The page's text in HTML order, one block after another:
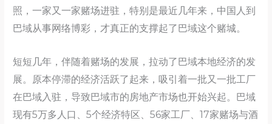
照，一家又一家赌场进驻，特别是最近几年来，中国人到
巴域从事网络博彩，才真正的支撑起了巴域这个赌城。
短短几年，伴随着赌场的发展，拉动了巴域本地经济的发
展。原本停滞的经济活跃了起来，吸引着一批又一批工厂
在巴域入驻，导致巴域市的房地产市场也开始兴起。巴域
现有5万多人口、5个经济特区、56家工厂、17家赌场与酒